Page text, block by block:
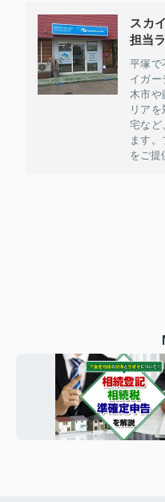
スカ
担当
平塚で
イガー
木市や
リア
宅など
ます
をご提